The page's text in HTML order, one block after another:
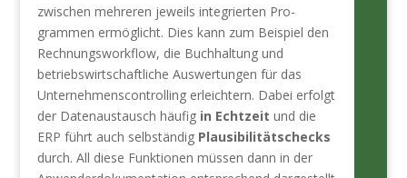
zwischen mehreren jeweils integrierten Pro­
grammen ermöglicht. Dies kann zum Beispiel den
Rechnungsworkflow, die Buchhaltung und
betriebswirtschaftliche Auswertungen für das
Unternehmenscontrolling erleichtern. Dabei erfolgt
der Datenaustausch häufig in Echtzeit und die
ERP führt auch selbständig Plausibilitätschecks
durch. All diese Funktionen müssen dann in der